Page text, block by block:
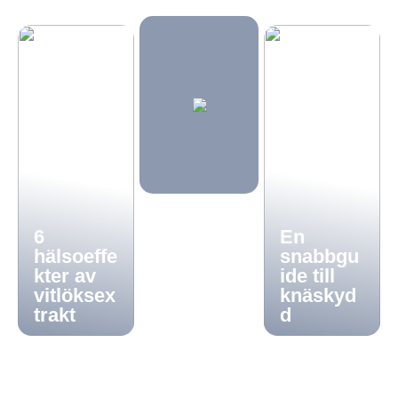
6
hälsoeffe
kter av
vitlöksex
trakt
En
snabbgu
ide till
knäskyd
d